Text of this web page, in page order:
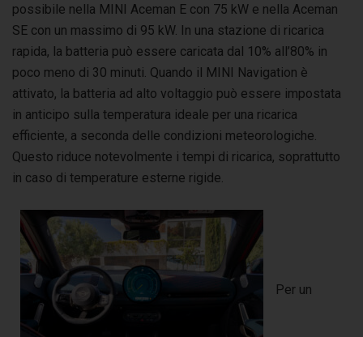
possibile nella MINI Aceman E con 75 kW e nella Aceman
SE con un massimo di 95 kW. In una stazione di ricarica
rapida, la batteria può essere caricata dal 10% all’80% in
poco meno di 30 minuti. Quando il MINI Navigation è
attivato, la batteria ad alto voltaggio può essere impostata
in anticipo sulla temperatura ideale per una ricarica
efficiente, a seconda delle condizioni meteorologiche.
Questo riduce notevolmente i tempi di ricarica, soprattutto
in caso di temperature esterne rigide.
Per un